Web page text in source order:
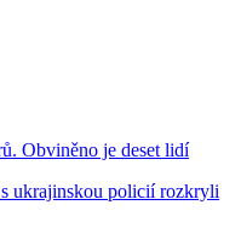
Obviněno je deset lidí
ukrajinskou policií rozkryli